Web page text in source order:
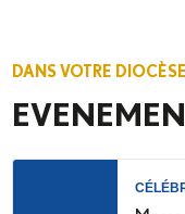
DANS VOTRE DIOCÈSE